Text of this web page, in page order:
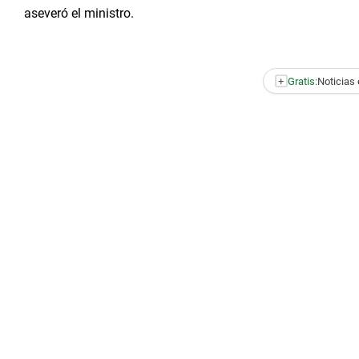
aseveró el ministro.
+ Gratis:Noticias